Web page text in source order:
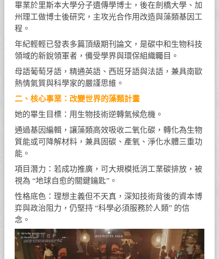
畢業於里斯本大學分子遺傳學博士，後在劍橋大學、加
州理工做博士後研究，主攻光合作用改造與藻類基因工
程。
年紀輕輕已發表多篇頂級期刊論文，是碳中和生物科技
領域的新銳領軍者，備受學界與環保組織矚目。
母語葡萄牙語，精通英語、西班牙語與法語，兼具南歐
熱情氣質與科學家的嚴謹思維。
二、核心事業：改變世界的藻類計畫
她的畢生目標：用生物技術逆轉氣候危機。
通過基因編輯，讓藻類高效吸收二氧化碳，轉化為生物
質能或可降解材料，兼具固碳、產氧、淨化水體三重功
能。
項目潛力：若成功推廣，可大規模抵消工業碳排放，被
視為 “地球自愈的關鍵鑰匙”。
性格底色：理想主義但不天真，深知技術背後的資本博
弈與政治阻力，仍堅持 “科學必須服務於人類” 的信
念。